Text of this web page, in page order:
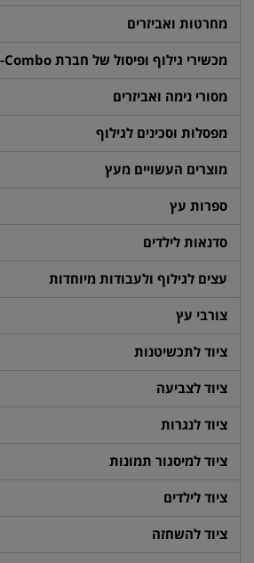
מחרטות ואביזרים
מכשירי גילוף ופיסול של חברת Combo-מרוסיה
מסורי נימה ואביזרים
מפסלות וסכינים לגילוף
מוצרים העשויים מעץ
ספרות עץ
סדנאות לילדים
עצים לגילוף ולעבודות מיוחדות
צורבי עץ
ציוד לתכשיטנות
ציוד לצביעה
ציוד לנגרות
ציוד למיסגור תמונות
ציוד לילדים
ציוד להשחזה